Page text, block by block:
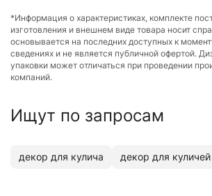
*Информация о характеристиках, комплекте
изготовления и внешнем виде товара носит
основывается на последних доступных к
сведениях и не является публичной офертой.
упаковки может отличаться при проведении
компаний.
Ищут по запросам
декор для кулича декор для куличей